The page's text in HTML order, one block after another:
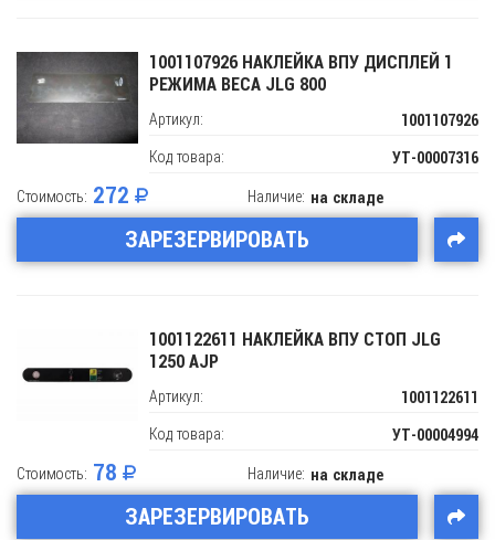
1001107926 НАКЛЕЙКА ВПУ ДИСПЛЕЙ 1
РЕЖИМА ВЕСА JLG 800
Артикул:
1001107926
Код товара: УТ-00007316
Стоимость: 272
ЗАРЕЗЕРВИРОВАТЬ
Наличие: на складе
1001122611 НАКЛЕЙКА ВПУ СТОП JLG
1250 AJP
Артикул:
1001122611
Код товара: УТ-00004994
Стоимость: 78
ЗАРЕЗЕРВИРОВАТЬ
Наличие: на складе